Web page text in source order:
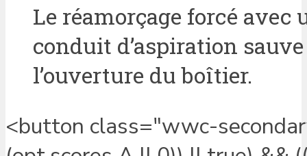
Le réamorçage forcé avec
conduit d’aspiration
l’ouverture du boîtier.
<button class="wwc-